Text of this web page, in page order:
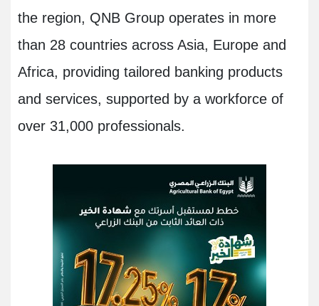
the region, QNB Group operates in more
than 28 countries across Asia, Europe and
Africa, providing tailored banking products
and services, supported by a workforce of
over 31,000 professionals.